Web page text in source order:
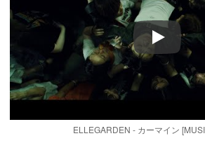
Play
ELLEGARDEN - カーマイン